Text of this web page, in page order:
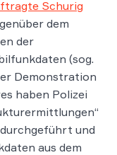
Schurig
dem
der
(sog.
Demonstration
haben Polizei
und
aus dem